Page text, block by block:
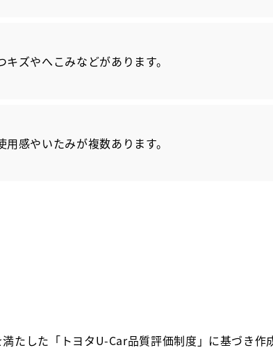
キズやへこみなどがあります。
用感やいたみが複数あります。
した「トヨタU-Car品質評価制度」に基づき作